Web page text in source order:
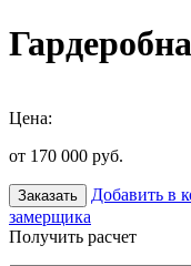
Цена:
от 170 000 руб.
Заказать Добавить в
замерщика
Получить расчет